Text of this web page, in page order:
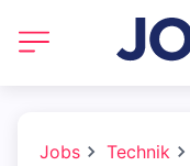
Jobs
Technik